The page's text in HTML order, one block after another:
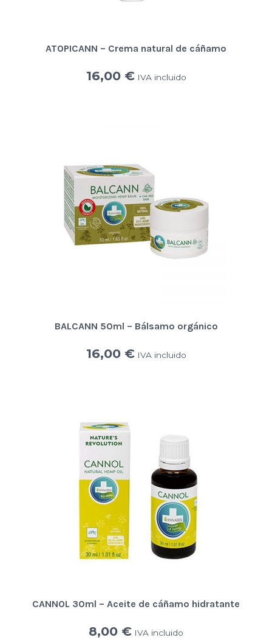
ATOPICANN – Crema natural de cáñamo
16,00 € IVA incluido
BALCANN 50ml – Bálsamo orgánico
16,00 € IVA incluido
CANNOL 30ml – Aceite de cáñamo hidratante
8,00 € IVA incluido